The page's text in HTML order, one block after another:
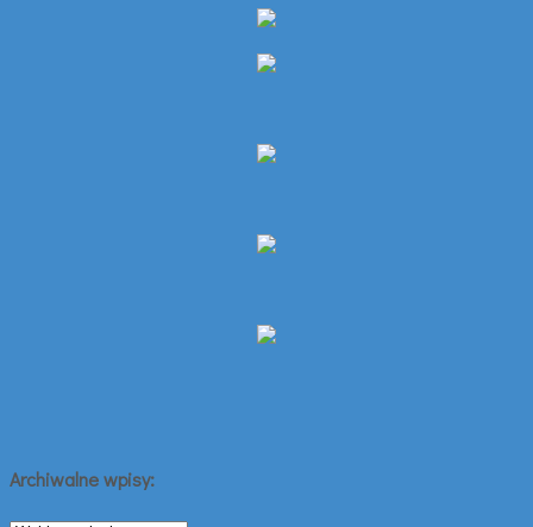
Archiwalne wpisy: